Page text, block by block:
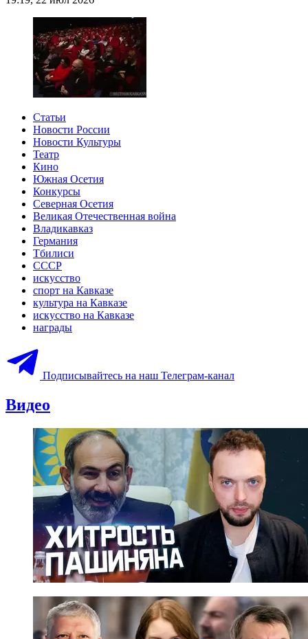
Статьи
Новости России
Новости Культуры
Театр
Кино
Южная Осетия
Конкурсы
Северная Осетия
Великая Отечественная война
Владикавказ
Германия
Тбилиси
СССР
искусство
спорт на Кавказе
культура на Кавказе
искусство на Кавказе
награды
Подписывайтесь на наш Телеграм-канал
Видео